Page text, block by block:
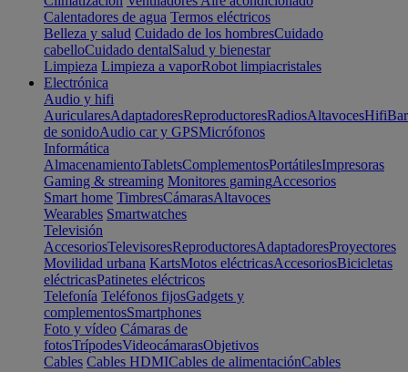
Calentadores de agua Termos eléctricos
Belleza y salud Cuidado de los hombresCuidado
cabelloCuidado dentalSalud y bienestar
Limpieza Limpieza a vaporRobot limpiacristales
Electrónica
Audio y hifi
AuricularesAdaptadoresReproductoresRadiosAltavocesHifi
de sonidoAudio car y GPSMicrófonos
Informática
AlmacenamientoTabletsComplementosPortátilesImpresoras
Gaming & streaming Monitores gamingAccesorios
Smart home TimbresCámarasAltavoces
Wearables Smartwatches
Televisión
AccesoriosTelevisoresReproductoresAdaptadoresProyectores
Movilidad urbana KartsMotos eléctricasAccesoriosBicicletas
eléctricasPatinetes eléctricos
Telefonía Teléfonos fijosGadgets y
complementosSmartphones
Foto y vídeo Cámaras de
fotosTrípodesVideocámarasObjetivos
Cables Cables HDMICables de alimentaciónCables